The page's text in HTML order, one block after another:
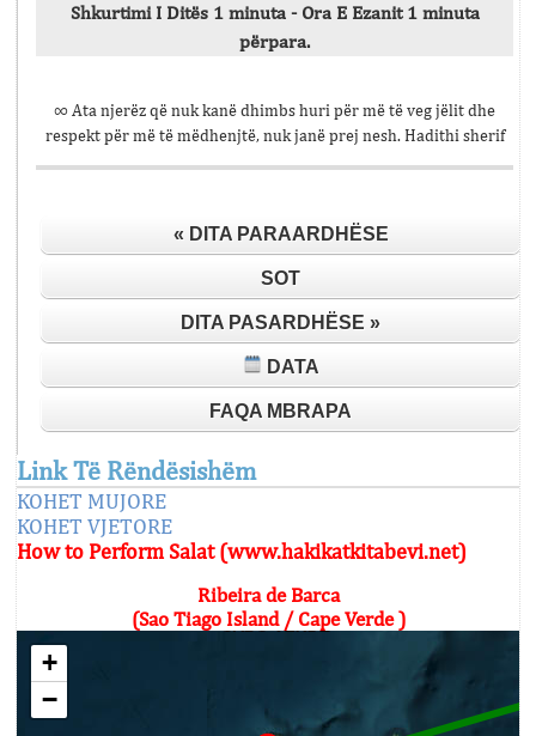
Shkurtimi I Ditës 1 minuta - Ora E Ezanit 1 minuta
përpara.
∞ Ata njerëz që nuk kanë dhimbs huri për më të veg jëlit dhe
respekt për më të mëdhenjtë, nuk janë prej nesh. Hadithi sherif
« DITA PARAARDHËSE
SOT
DITA PASARDHËSE »
DATA
FAQA MBRAPA
Link Të Rëndësishëm
KOHET MUJORE
KOHET VJETORE
How to Perform Salat (www.hakikatkitabevi.net)
Ribeira de Barca
(Sao Tiago Island / Cape Verde )
+
−